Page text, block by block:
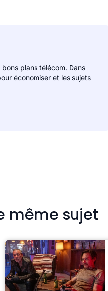
plans télécom. Dans
économiser et les sujets
même sujet